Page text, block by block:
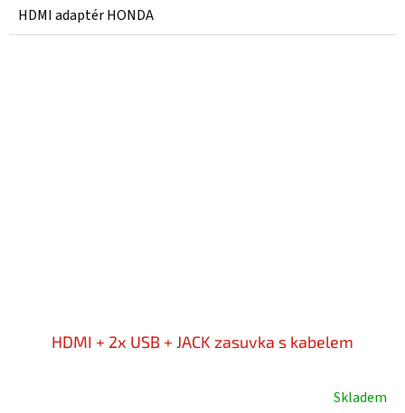
HDMI adaptér HONDA
HDMI + 2x USB + JACK zasuvka s kabelem
Skladem